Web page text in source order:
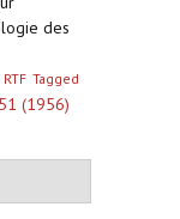
des
RTF Tagged
(1956)